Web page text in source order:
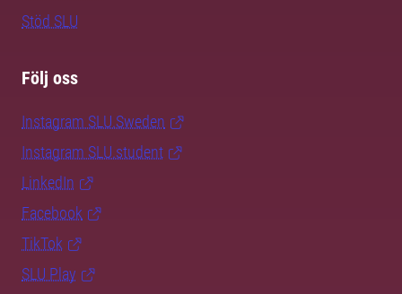
Stöd SLU
Följ oss
Instagram SLU.Sweden
Instagram SLU.student
LinkedIn
Facebook
TikTok
SLU Play